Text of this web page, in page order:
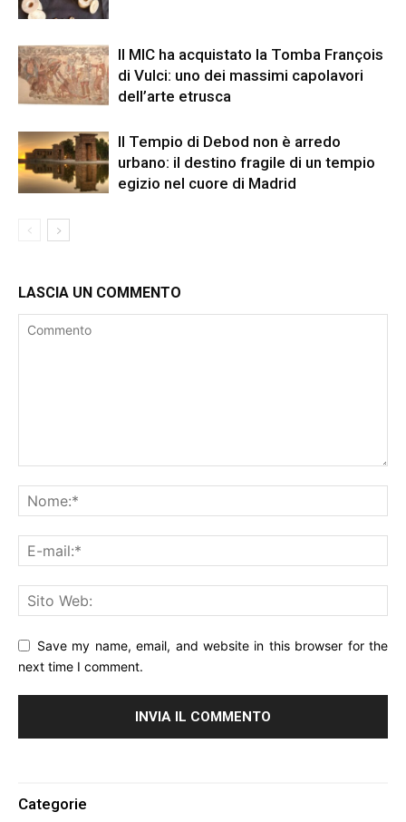
Il MIC ha acquistato la Tomba François
di Vulci: uno dei massimi capolavori
dell’arte etrusca
Il Tempio di Debod non è arredo
urbano: il destino fragile di un tempio
egizio nel cuore di Madrid
LASCIA UN COMMENTO
Save my name, email, and website in this browser for the
next time I comment.
Categorie